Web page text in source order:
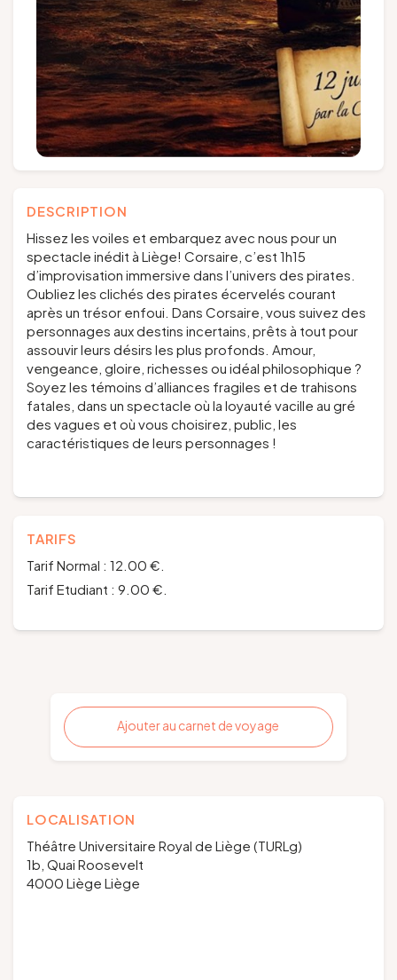
DESCRIPTION
Hissez les voiles et embarquez avec nous pour un
spectacle inédit à Liège! Corsaire, c’est 1h15
d’improvisation immersive dans l’univers des pirates.
Oubliez les clichés des pirates écervelés courant
après un trésor enfoui. Dans Corsaire, vous suivez des
personnages aux destins incertains, prêts à tout pour
assouvir leurs désirs les plus profonds. Amour,
vengeance, gloire, richesses ou idéal philosophique ?
Soyez les témoins d’alliances fragiles et de trahisons
fatales, dans un spectacle où la loyauté vacille au gré
des vagues et où vous choisirez, public, les
caractéristiques de leurs personnages !
TARIFS
Tarif Normal : 12.00 €.
Tarif Etudiant : 9.00 €.
Ajouter au carnet de voyage
LOCALISATION
Théâtre Universitaire Royal de Liège (TURLg)
1b, Quai Roosevelt
4000 Liège Liège